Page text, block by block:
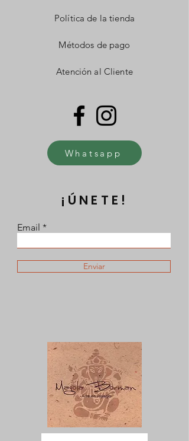
Política de la tienda
Métodos de pago
Atención al Cliente
Whatsapp
¡ÚNETE!
Email
Enviar